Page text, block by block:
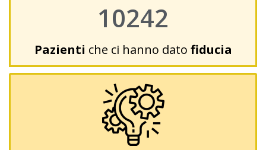
10242
Pazienti che ci hanno dato fiducia